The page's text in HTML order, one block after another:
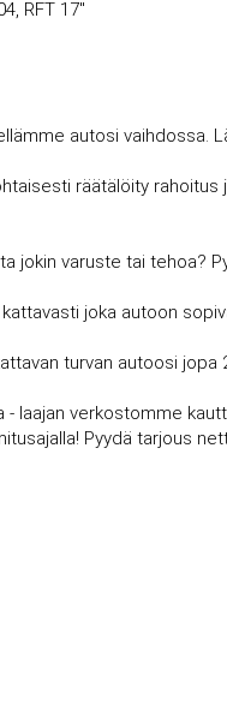
RFT 17"
autosi vaihdossa.
räätälöity
jokin varuste tai tehoa?
joka autoon
turvan autoosi
laajan verkostomme
Pyydä tarjous